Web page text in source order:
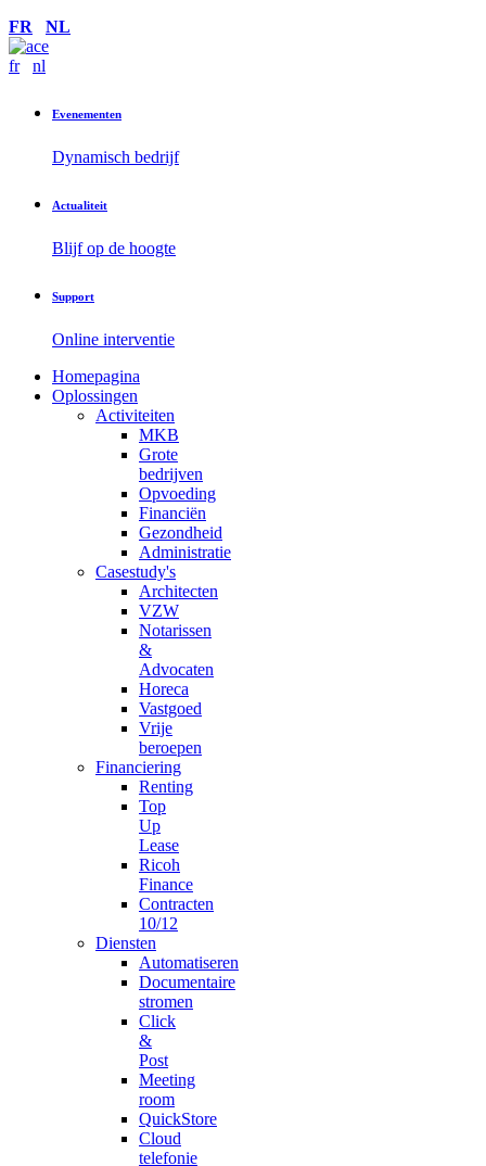
FR
NL
fr nl
Evenementen
Dynamisch bedrijf
Actualiteit
Blijf op de hoogte
Support
Online interventie
Homepagina
Oplossingen
Activiteiten
MKB
Grote
bedrijven
Opvoeding
Financiën
Gezondheid
Administratie
Casestudy's
Architecten
VZW
Notarissen
&
Advocaten
Horeca
Vastgoed
Vrije
beroepen
Financiering
Renting
Top
Up
Lease
Ricoh
Finance
Contracten
10/12
Diensten
Automatiseren
Documentaire
stromen
Click
&
Post
Meeting
room
QuickStore
Cloud
telefonie